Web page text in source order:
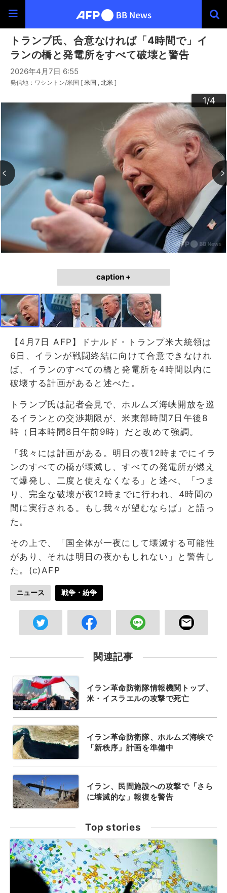
トランプ氏、合意なければ「4時間で」イ
ランの橋と発電所をすべて破壊と警告
2026年4月7日 6:55
発信地：ワシントン/米国 [ 米国 北米 ]
1/4
2/4
3/4
4/4
caption +
【4月7日 AFP】ドナルド・トランプ米大統領は
6日、イランが戦闘終結に向けて合意できなけれ
ば、イランのすべての橋と発電所を4時間以内に
破壊する計画があると述べた。
トランプ氏は記者会見で、ホルムズ海峡開放を巡
るイランとの交渉期限が、米東部時間7日午後8
時（日本時間8日午前9時）だと改めて強調。
「我々には計画がある。明日の夜12時までにイラ
ンのすべての橋が壊滅し、すべての発電所が燃え
て爆発し、二度と使えなくなる」と述べ、「つま
り、完全な破壊が夜12時までに行われ、4時間の
間に実行される。もし我々が望むならば」と語っ
た。
その上で、「国全体が一夜にして壊滅する可能性
があり、それは明日の夜かもしれない」と警告し
た。(c)AFP
ニュース 戦争・紛争
関連記事
イラン革命防衛隊情報機関トップ、
米・イスラエルの攻撃で死亡
イラン革命防衛隊、ホルムズ海峡で
「新秩序」計画を準備中
イラン、民間施設への攻撃で「さら
に壊滅的な」報復を警告
Top stories